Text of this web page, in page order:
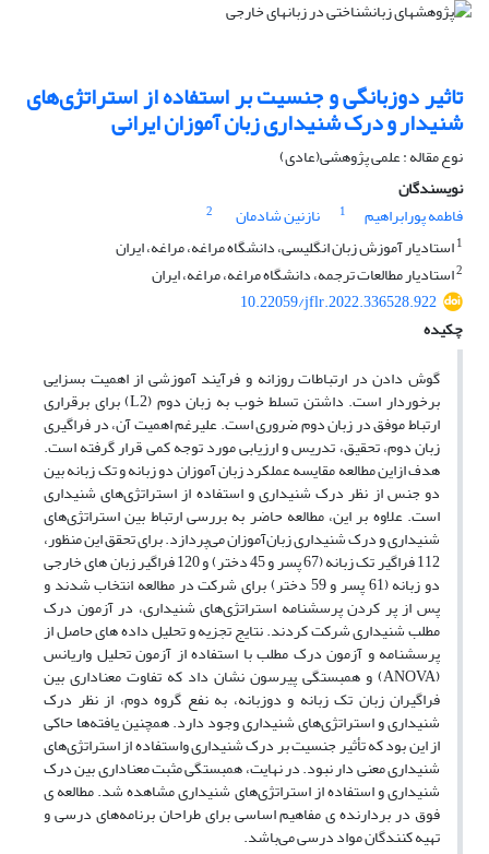
تاثیر دوزبانگی و جنسیت بر استفاده از استراتژی‌های
شنیدار و درک شنیداری زبان آموزان ایرانی
نوع مقاله : علمی پژوهشی(عادی)
نویسندگان
فاطمه پورابراهیم
1 نازنین شادمان
2
1استادیار آموزش زبان انگلیسی، دانشگاه مراغه، مراغه، ایران
2استادیار مطالعات ترجمه، دانشگاه مراغه، مراغه، ایران
10.22059/jflr.2022.336528.922
چکیده
گوش دادن در ارتباطات روزانه و فرآیند آموزشی از اهمیت بسزایی
برخوردار است. داشتن تسلط خوب به زبان دوم (L2) برای برقراری
ارتباط موفق در زبان دوم ضروری است. علیرغم اهمیت آن، در فراگیری
زبان دوم، تحقیق، تدریس و ارزیابی مورد توجه کمی قرار گرفته است.
هدف ازاین مطالعه مقایسه عملکرد زبان آموزان دو زبانه و تک زبانه بین
دو جنس از نظر درک شنیداری و استفاده از استراتژی‌های شنیداری
است. علاوه بر این، مطالعه حاضر به بررسی ارتباط بین استراتژی‌های
شنیداری و درک شنیداری زبان‌آموزان می‌پردازد. برای تحقق این منظور،
112 فراگیر تک زبانه (67 پسر و 45 دختر) و 120 فراگیر زبان های خارجی
دو زبانه (61 پسر و 59 دختر) برای شرکت در مطالعه انتخاب شدند و
پس از پر کردن پرسشنامه استراتژی‌های شنیداری، در آزمون درک
مطلب شنیداری شرکت کردند. نتایج تجزیه و تحلیل داده های حاصل از
پرسشنامه و آزمون درک مطلب با استفاده از آزمون تحلیل واریانس
(ANOVA) و همبستگی پیرسون نشان داد که تفاوت معناداری بین
فراگیران زبان تک زبانه و دوزبانه، به نفع گروه دوم، از نظر درک
شنیداری و استراتژی‌های شنیداری وجود دارد. همچنین یافته‌ها حاکی
از این بود که تأثیر جنسیت بر درک شنیداری واستفاده از استراتژی‌های
شنیداری معنی دار نبود. در نهایت، همبستگی مثبت معناداری بین درک
شنیداری و استفاده از استراتژی‌های شنیداری مشاهده شد. مطالعه ی
فوق در بردارنده ی مفاهیم اساسی برای طراحان برنامه‌های درسی و
تهیه کنندگان مواد درسی می‌باشد.